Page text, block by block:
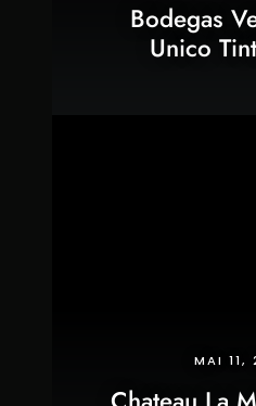
Bodegas
Unico
MAI 11,